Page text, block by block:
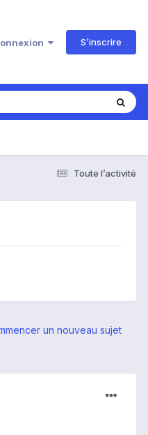
S’inscrire
Toute l’activité
un nouveau sujet